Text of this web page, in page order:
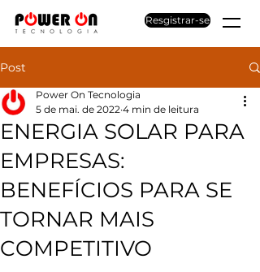
Resgistrar-se
Post
ENERGIA SOLAR PARA
EMPRESAS:
BENEFÍCIOS PARA SE
TORNAR MAIS
COMPETITIVO
Power On Tecnologia
5 de mai. de 2022 4 min de leitura